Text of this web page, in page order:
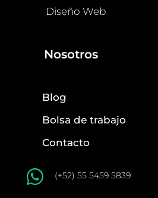
Diseño Web
Nosotros
Blog
Bolsa de trabajo
Contacto
 (+52) 55 5459 5839